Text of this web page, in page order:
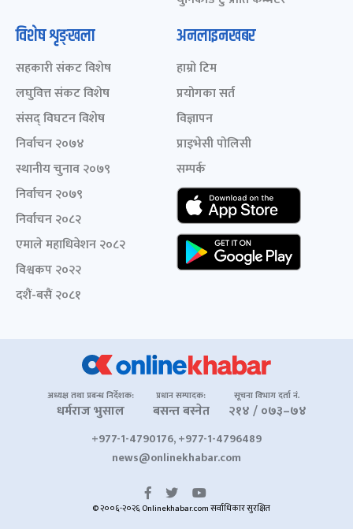
विशेष शृङ्खला
सहकारी संकट विशेष
लघुवित्त संकट विशेष
संसद् विघटन विशेष
निर्वाचन २०७४
स्थानीय चुनाव २०७९
निर्वाचन २०७९
निर्वाचन २०८२
एमाले महाधिवेशन २०८२
विश्वकप २०२२
दशैं-बसैं २०८१
अनलाइनखबर
हाम्रो टिम
प्रयोगका सर्त
विज्ञापन
प्राइभेसी पोलिसी
सम्पर्क
अध्यक्ष तथा प्रबन्ध निर्देशक:
धर्मराज भुसाल
प्रधान सम्पादक:
बसन्त बस्नेत
सूचना विभाग दर्ता नं.
२१४ / ०७३–७४
+977-1-4790176, +977-1-4796489
news@onlinekhabar.com
© २००६-२०२६ Onlinekhabar.com सर्वाधिकार सुरक्षित